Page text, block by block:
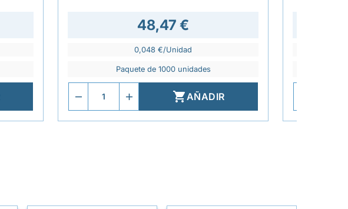
48,47 €
0,048 €/Unidad
Paquete de 1000 unidades
AÑADIR